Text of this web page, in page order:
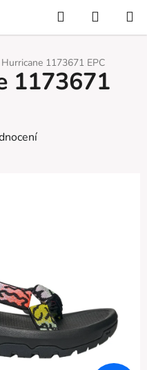
Hledat
KOŠÍK
Hurricane 1173671 EPC
1173671